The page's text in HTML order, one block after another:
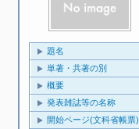
題名
単著・共著の別
概要
発表雑誌等の名称
開始ページ(文科省帳票)